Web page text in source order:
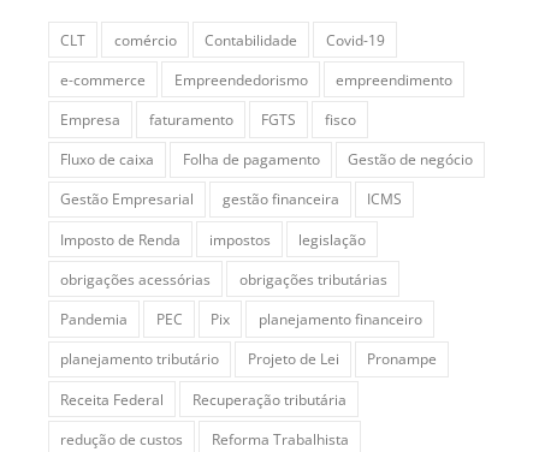
CLT comércio Contabilidade
Covid-19
e-commerce
Empreendedorismo
empreendimento
Empresa
faturamento FGTS
fisco
Fluxo de caixa
Folha de pagamento
Gestão de negócio
Gestão Empresarial
gestão financeira
ICMS
Imposto de Renda
impostos
legislação
obrigações acessórias
obrigações tributárias
Pandemia
PEC Pix
planejamento financeiro
planejamento tributário
Projeto de Lei
Pronampe
Receita Federal
Recuperação tributária
redução de custos
Reforma Trabalhista